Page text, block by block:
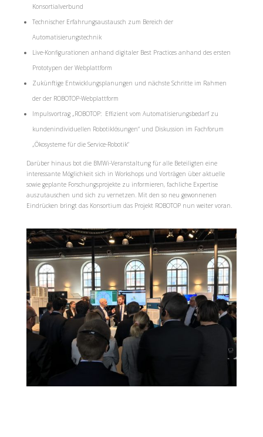
Konsortialverbund
Technischer Erfahrungsaustausch zum Bereich der
Automatisierungstechnik
Live-Konfigurationen anhand digitaler Best Practices anhand des ersten
Prototypen der Webplattform
Zukünftige Entwicklungsplanungen und nächste Schritte im Rahmen
der der ROBOTOP-Webplattform
Impulsvortrag „ROBOTOP: Effizient vom Automatisierungsbedarf zu
kundenindividuellen Robotiklösungen“ und Diskussion im Fachforum
„Ökosysteme für die Service-Robotik“
Darüber hinaus bot die BMWi-Veranstaltung für alle Beteiligten eine
interessante Möglichkeit sich in Workshops und Vorträgen über aktuelle
sowie geplante Forschungsprojekte zu informieren, fachliche Expertise
auszutauschen und sich zu vernetzen. Mit den so neu gewonnenen
Eindrücken bringt das Konsortium das Projekt ROBOTOP nun weiter voran.